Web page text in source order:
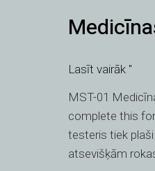
šļirču
Lasīt vairāk "
MST-01
complete this
testeris tiek
atsevišķām